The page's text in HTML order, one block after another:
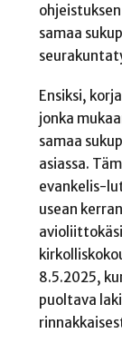
samaa
Ensiksi,
jonka
samaa
asiassa.
evankelis-
usean
8.5.2025,
puoltava